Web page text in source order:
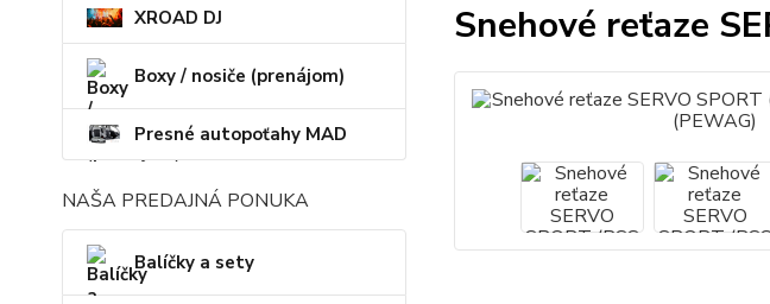
XROAD DJ
Boxy / nosiče (prenájom)
Presné autopoťahy MAD
NAŠA PREDAJNÁ PONUKA
Balíčky a sety
Snehové reťaze